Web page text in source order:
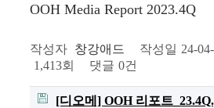
OOH Media Report 2023.4Q
작성자 창강애드 작성일 24-
1,413회
댓글 0건
[디오메] OOH 리포트